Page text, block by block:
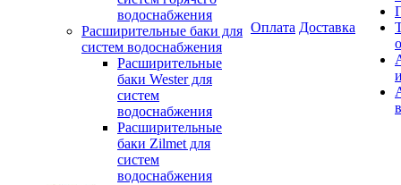
водоснабжения
Расширительные баки для
систем водоснабжения
Расширительные
баки Wester для
систем
водоснабжения
Расширительные
баки Zilmet для
систем
водоснабжения
Оплата Доставка